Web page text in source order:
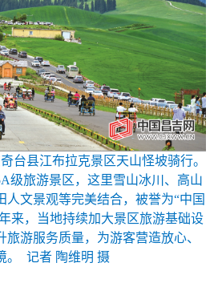
台县江布拉克景区天山怪坡骑行。
级旅游景区，这里雪山冰川、高山
人文景观等完美结合，被誉为“中国
来，当地持续加大景区旅游基础设
游服务质量，为游客营造放心、
。 记者 陶维明 摄